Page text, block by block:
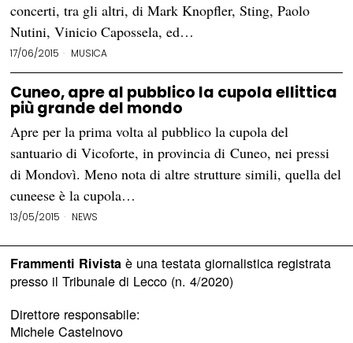
concerti, tra gli altri, di Mark Knopfler, Sting, Paolo
Nutini, Vinicio Capossela, ed…
17/06/2015 MUSICA
Cuneo, apre al pubblico la cupola ellittica
più grande del mondo
Apre per la prima volta al pubblico la cupola del
santuario di Vicoforte, in provincia di Cuneo, nei pressi
di Mondovì. Meno nota di altre strutture simili, quella del
cuneese è la cupola…
13/05/2015 NEWS
Frammenti Rivistaè una testata giornalistica registrata
presso il Tribunale di Lecco (n. 4/2020)
Direttore responsabile:
Michele Castelnovo